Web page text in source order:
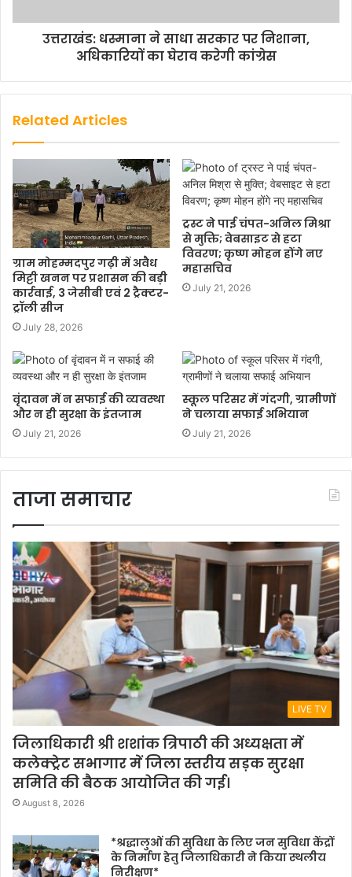
उत्तराखंड: धस्माना ने साधा सरकार पर निशाना,
अधिकारियों का घेराव करेगी कांग्रेस
Related Articles
ग्राम मोहम्मदपुर गढ़ी में अवैध
मिट्टी खनन पर प्रशासन की बड़ी
कार्रवाई, 3 जेसीबी एवं 2 ट्रैक्टर-
ट्रॉली सीज
July 28, 2026
ट्रस्ट ने पाई चंपत-अनिल मिश्रा
से मुक्ति; वेबसाइट से हटा
विवरण; कृष्ण मोहन होंगे नए
महासचिव
July 21, 2026
वृंदावन में न सफाई की व्यवस्था
और न ही सुरक्षा के इंतजाम
July 21, 2026
स्कूल परिसर में गंदगी, ग्रामीणों
ने चलाया सफाई अभियान
July 21, 2026
ताजा समाचार
LIVE TV
जिलाधिकारी श्री शशांक त्रिपाठी की अध्यक्षता में
कलेक्ट्रेट सभागार में जिला स्तरीय सड़क सुरक्षा
समिति की बैठक आयोजित की गई।
August 8, 2026
*श्रद्धालुओं की सुविधा के लिए जन सुविधा केंद्रों
के निर्माण हेतु जिलाधिकारी ने किया स्थलीय
निरीक्षण*